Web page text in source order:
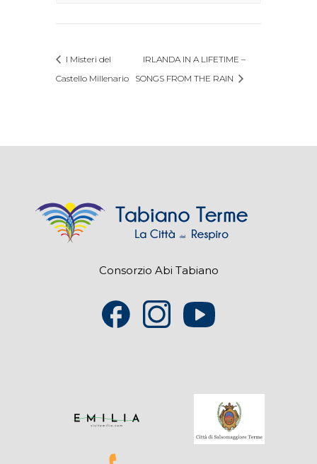
I Misteri del
Castello Millenario
IRLANDA IN A LIFETIME –
SONGS FROM THE RAIN
Consorzio Abi Tabiano